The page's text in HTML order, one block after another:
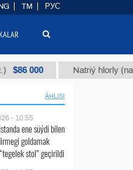
Natriý hlorly (nahar
ÄHLISI
- 10:55
ene süýdi bilen
goldamak
stol” geçirildi
TM РУС